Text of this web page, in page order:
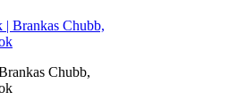
Chubb,